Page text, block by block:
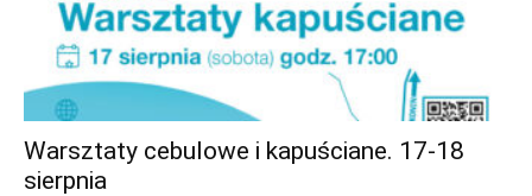
Warsztaty cebulowe i kapuściane. 17-18
sierpnia